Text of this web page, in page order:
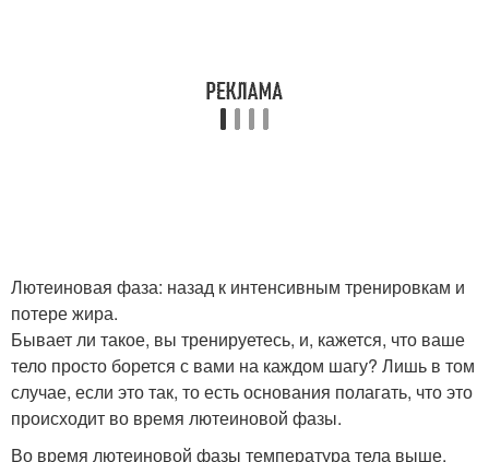
Лютеиновая фаза: назад к интенсивным тренировкам и
потере жира.
Бывает ли такое, вы тренируетесь, и, кажется, что ваше
тело просто борется с вами на каждом шагу? Лишь в том
случае, если это так, то есть основания полагать, что это
происходит во время лютеиновой фазы.
Во время лютеиновой фазы температура тела выше,